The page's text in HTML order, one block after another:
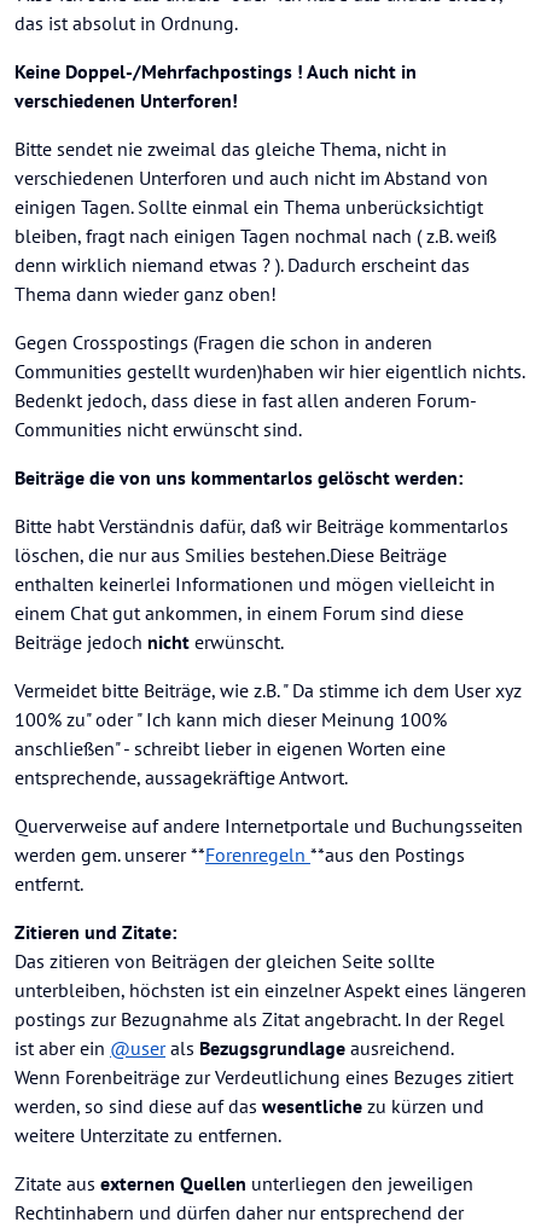
das ist absolut in Ordnung.
Keine Doppel-/Mehrfachpostings ! Auch nicht in
verschiedenen Unterforen!
Bitte sendet nie zweimal das gleiche Thema, nicht in
verschiedenen Unterforen und auch nicht im Abstand von
einigen Tagen. Sollte einmal ein Thema unberücksichtigt
bleiben, fragt nach einigen Tagen nochmal nach ( z.B. weiß
denn wirklich niemand etwas ? ). Dadurch erscheint das
Thema dann wieder ganz oben!
Gegen Crosspostings (Fragen die schon in anderen
Communities gestellt wurden)haben wir hier eigentlich nichts.
Bedenkt jedoch, dass diese in fast allen anderen Forum-
Communities nicht erwünscht sind.
Beiträge die von uns kommentarlos gelöscht werden:
Bitte habt Verständnis dafür, daß wir Beiträge kommentarlos
löschen, die nur aus Smilies bestehen.Diese Beiträge
enthalten keinerlei Informationen und mögen vielleicht in
einem Chat gut ankommen, in einem Forum sind diese
Beiträge jedoch nicht erwünscht.
Vermeidet bitte Beiträge, wie z.B. " Da stimme ich dem User xyz
100% zu" oder " Ich kann mich dieser Meinung 100%
anschließen" - schreibt lieber in eigenen Worten eine
entsprechende, aussagekräftige Antwort.
Querverweise auf andere Internetportale und Buchungsseiten
werden gem. unserer **Forenregeln **aus den Postings
entfernt.
Zitieren und Zitate:
Das zitieren von Beiträgen der gleichen Seite sollte
unterbleiben, höchsten ist ein einzelner Aspekt eines längeren
postings zur Bezugnahme als Zitat angebracht. In der Regel
ist aber ein @userals Bezugsgrundlage ausreichend.
Wenn Forenbeiträge zur Verdeutlichung eines Bezuges zitiert
werden, so sind diese auf das wesentliche zu kürzen und
weitere Unterzitate zu entfernen.
Zitate aus externen Quellen unterliegen den jeweiligen
Rechtinhabern und dürfen daher nur entsprechend der